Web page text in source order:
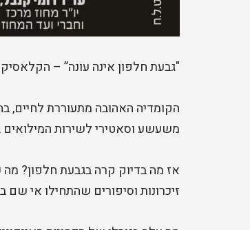
"גבעת חלפון אינה עונה” –
הקומדיה האהובה מתעוררת לחיים,
משעשע וסאטירי לשירות
אז מה בדיוק קרה בגבעת חלפון?
זיכרונות וסיפורים שהתחילו אי שם